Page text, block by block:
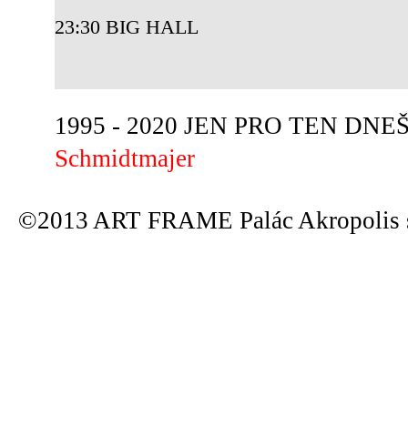
23:30 BIG HALL
1995 - 2020 JEN PRO TEN
Schmidtmajer
©2013 ART FRAME Palác Akropolis